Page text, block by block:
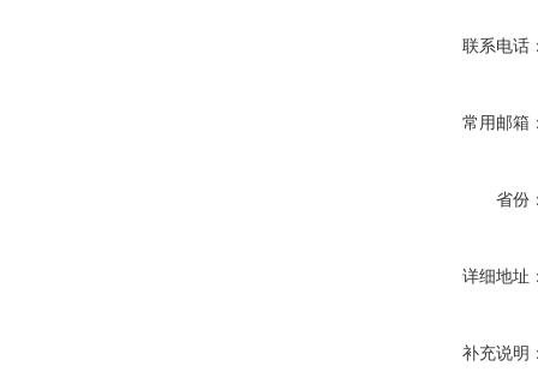
联系电话
常用邮箱
省份
详细地址
补充说明